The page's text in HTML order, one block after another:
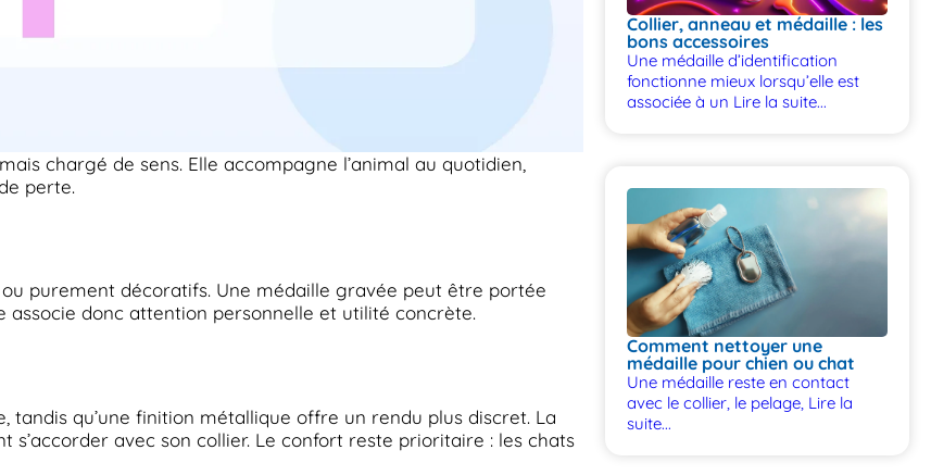
chargé de sens. Elle accompagne l’animal au quotidien,
perte.
purement décoratifs. Une médaille gravée peut être portée
donc attention personnelle et utilité concrète.
qu’une finition métallique offre un rendu plus discret. La
avec son collier. Le confort reste prioritaire : les chats
Collier, anneau et médaille : les
bons accessoires
Une médaille d’identification
fonctionne mieux lorsqu’elle est
associée à un Lire la suite...
Comment nettoyer une
médaille pour chien ou chat
Une médaille reste en contact
avec le collier, le pelage, Lire la
suite...